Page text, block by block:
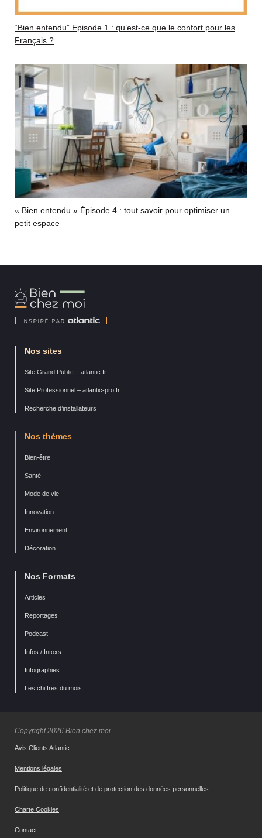
“Bien entendu” Episode 1 : qu’est-ce que le confort pour les
Français ?
« Bien entendu » Épisode 4 : tout savoir pour optimiser un
petit espace
Bien
Chez
Nos sites
Site Grand Public – atlantic.fr
Site Professionnel – atlantic-pro.fr
Recherche d’installateurs
Nos thèmes
Bien-être
Santé
Mode de vie
Innovation
Environnement
Décoration
Nos Formats
Articles
Reportages
Podcast
Infos / Intoxs
Infographies
Les chiffres du mois
Copyright 2026 Bien chez moi
Avis Clients Atlantic
Mentions légales
Politique de confidentialité et de protection des données personnelles
Charte Cookies
Contact